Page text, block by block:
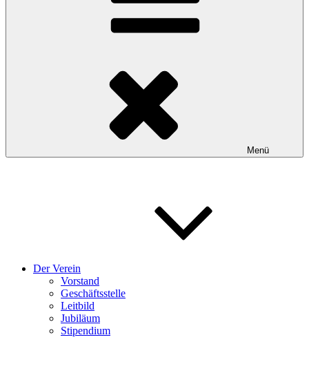
Menü
Der Verein
Vorstand
Geschäftsstelle
Leitbild
Jubiläum
Stipendium